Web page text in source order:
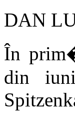
DAN
În
din